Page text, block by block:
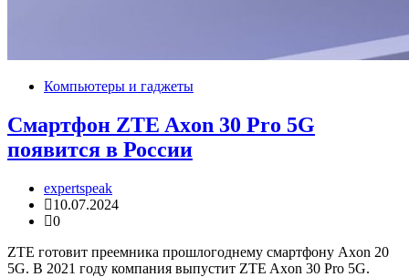
Компьютеры и гаджеты
Смартфон ZTE Axon 30 Pro 5G
появится в России
expertspeak
10.07.2024
0
ZTE готовит преемника прошлогоднему смартфону Axon 20
5G. В 2021 году компания выпустит ZTE Axon 30 Pro 5G.